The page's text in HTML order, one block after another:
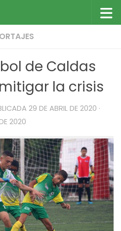
de Caldas
la crisis
29 DE ABRIL DE 2020 ·
2020